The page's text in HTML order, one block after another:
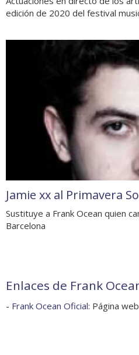
edición de 2020 del festival
Jamie xx al Primavera
Sustituye a Frank Ocean quien
Barcelona
Enlaces de Frank
- Frank Ocean Oficial: Página